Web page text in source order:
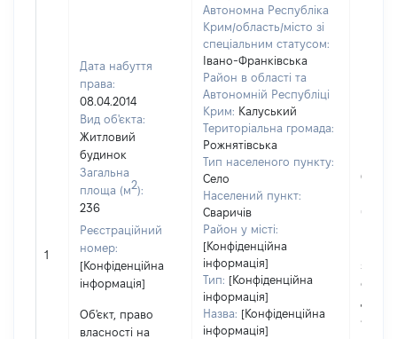
1
Дата набуття
права:
08.04.2014
Вид об'єкта:
Житловий
будинок
Загальна
площа (м2):
236
Реєстраційний
номер:
[Конфіденційна
інформація]
Об'єкт, право
власності на
Автономна Республіка
Крим/область/місто зі
спеціальним статусом:
Івано-Франківська
Район в області та
Автономній Республіці
Крим: Калуський
Територіальна громада:
Рожнятівська
Тип населеного пункту:
Село
Населений пункт:
Сваричів
Район у місті:
[Конфіденційна
інформація]
Тип: [Конфіденційна
інформація]
Назва: [Конфіденційна
інформація]
Об'єкт
за
або